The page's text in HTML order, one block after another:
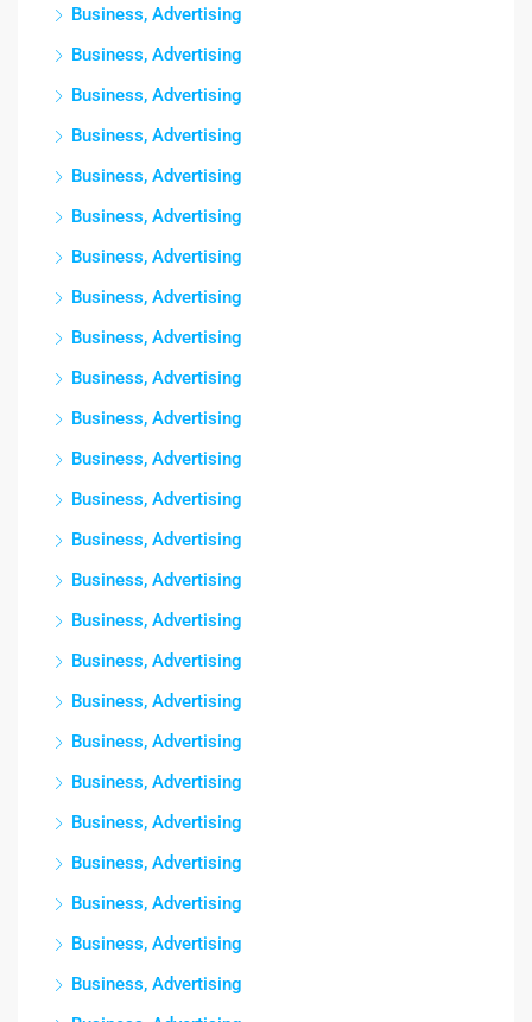
Business, Advertising
Business, Advertising
Business, Advertising
Business, Advertising
Business, Advertising
Business, Advertising
Business, Advertising
Business, Advertising
Business, Advertising
Business, Advertising
Business, Advertising
Business, Advertising
Business, Advertising
Business, Advertising
Business, Advertising
Business, Advertising
Business, Advertising
Business, Advertising
Business, Advertising
Business, Advertising
Business, Advertising
Business, Advertising
Business, Advertising
Business, Advertising
Business, Advertising